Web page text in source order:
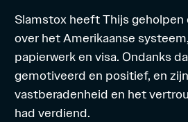
Slamstox heeft Thijs
over het Amerikaanse
papierwerk en visa. Ondanks
gemotiveerd en positief, en
vastberadenheid en het
had verdiend.